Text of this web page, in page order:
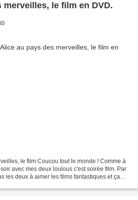
merveilles, le film en DVD.
le film Coucou tout le monde ! Comme à
avec mes deux loulous c'est soirée film. Par
les deux à aimer les films fantastiques et ça